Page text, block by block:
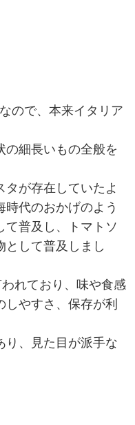
ので、本来イタリア
の細長いもの全般を
が存在していたよ
代のおかげのよう
て普及し、トマトソ
として普及しまし
れており、味や食感
やすさ、保存が利
り、見た目が派手な